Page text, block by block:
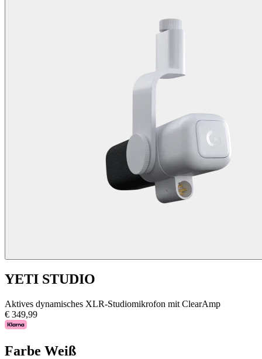
YETI STUDIO
Aktives dynamisches XLR-Studiomikrofon mit ClearAmp
€ 349,99
Farbe Weiß